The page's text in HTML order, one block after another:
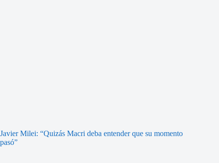
Javier Milei: “Quizás Macri deba entender que su momento
pasó”